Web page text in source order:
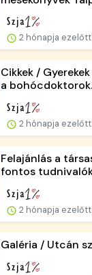
2 hónapja ezelőtt
Cikkek /
a
2 hónapja ezelőtt
Felajánlás a
fontos tudnivalók
2 hónapja ezelőtt
Galéria / Utcán